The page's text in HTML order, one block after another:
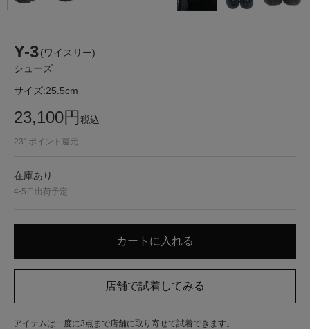
Y-3(ワイスリー)
シューズ
サイズ:25.5cm
23,100円税込
231 ポイント還元
在庫あり
4-5日出荷予定
アイテムは一度に3点まで店舗に取り寄せて試着できます。